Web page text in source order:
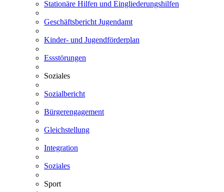
Stationäre Hilfen und Eingliederungshilfen
Geschäftsbericht Jugendamt
Kinder- und Jugendförderplan
Essstörungen
Soziales
Sozialbericht
Bürgerengagement
Gleichstellung
Integration
Soziales
Sport